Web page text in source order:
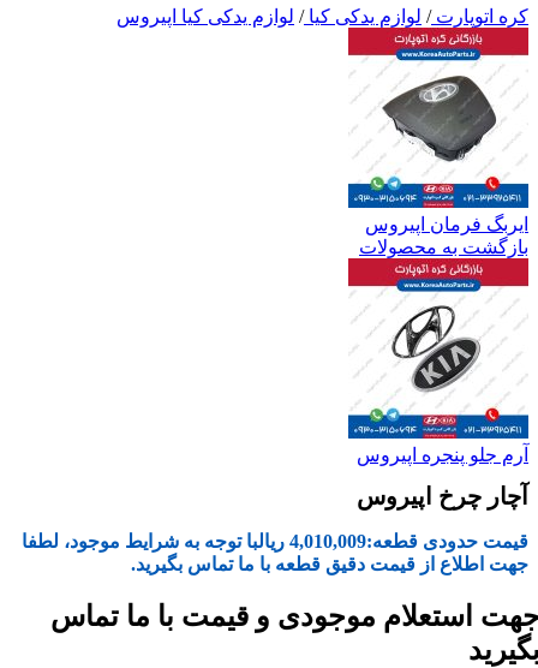
کره اتوپارت/ لوازم یدکی کیا/ لوازم یدکی کیا اپیروس
ایربگ فرمان اپیروس
بازگشت به محصولات
آرم جلو پنجره اپیروس
آچار چرخ اپیروس
قیمت حدودی قطعه:4,010,009 ریالبا توجه به شرایط موجود، لطفا
جهت اطلاع از قیمت دقیق قطعه با ما تماس بگیرید.
استعلام موجودی و قیمت با ما تماس